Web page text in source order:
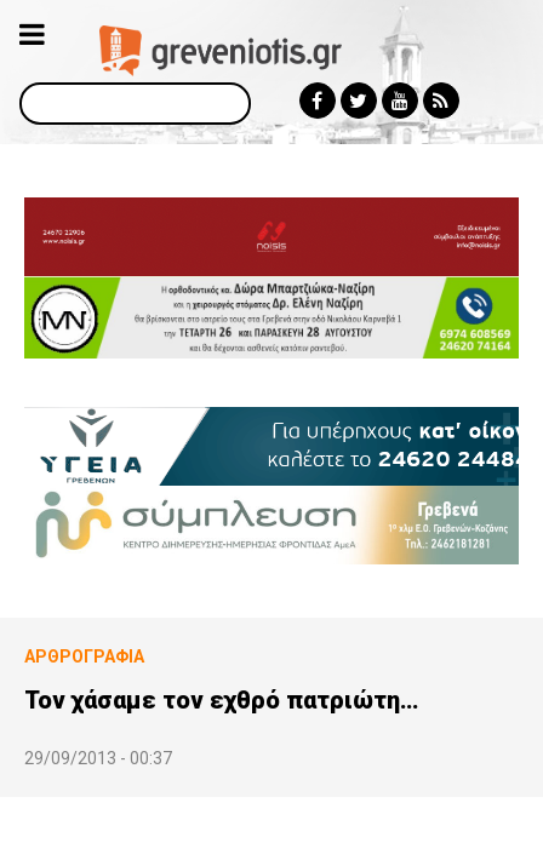
Αναζήτηση
ΑΡΘΡΟΓΡΑΦΊΑ
Τον χάσαμε τον εχθρό πατριώτη…
29/09/2013 - 00:37